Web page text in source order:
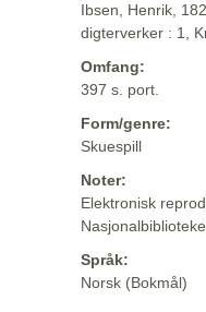
Ibsen, Henrik,
digterverker : 1,
Omfang:
397 s. port.
Form/genre:
Skuespill
Noter:
Elektronisk
Språk:
Norsk (Bokmål)